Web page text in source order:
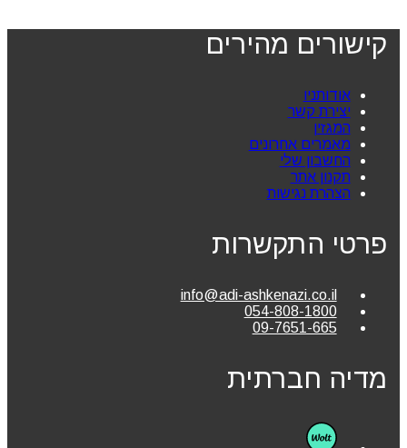
קישורים מהירים
אודותניו
יצירת קשר
המגזין
מאמרים אחרונים
החשבון שלי
תקנון אתר
הצהרת נגישות
פרטי התקשרות
info@adi-ashkenazi.co.il
054-808-1800
09-7651-665
מדיה חברתית